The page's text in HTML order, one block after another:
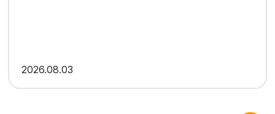
2026 08.03